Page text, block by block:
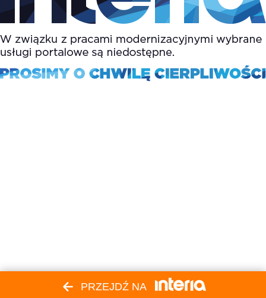
PRZEJDŹ NA